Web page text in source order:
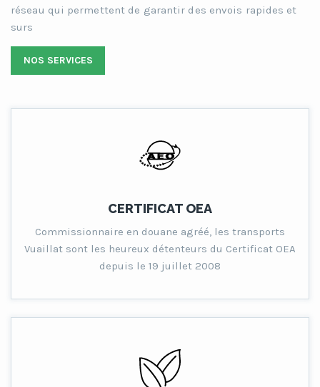
réseau qui permettent de garantir des envois rapides et
surs
NOS SERVICES
CERTIFICAT OEA
Commissionnaire en douane agréé, les transports
Vuaillat sont les heureux détenteurs du Certificat OEA
depuis le 19 juillet 2008